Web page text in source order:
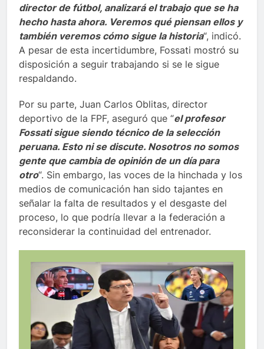
director de fútbol, analizará el trabajo que se ha
hecho hasta ahora. Veremos qué piensan ellos y
también veremos cómo sigue la historia“, indicó.
A pesar de esta incertidumbre, Fossati mostró su
disposición a seguir trabajando si se le sigue
respaldando.
Por su parte, Juan Carlos Oblitas, director
deportivo de la FPF, aseguró que “el profesor
Fossati sigue siendo técnico de la selección
peruana. Esto ni se discute. Nosotros no somos
gente que cambia de opinión de un día para
otro“. Sin embargo, las voces de la hinchada y los
medios de comunicación han sido tajantes en
señalar la falta de resultados y el desgaste del
proceso, lo que podría llevar a la federación a
reconsiderar la continuidad del entrenador.